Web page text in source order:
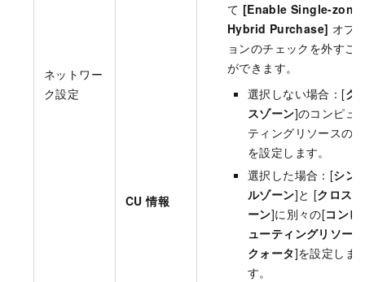
ネットワー
ク設定
CU 情報
て [Enable Single-zone
Hybrid Purchase] オプ
ョンのチェックを外すこ
ができます。
選択しない場合：[ク
スゾーン]のコンピュ
ティングリソースのみ
を設定します。
選択した場合：[シン
ルゾーン]と [クロスゾ
ーン]に別々の[コンピ
ューティングリソース
クォータ]を設定しま
す。